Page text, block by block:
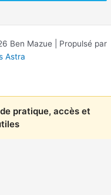
Ben Mazue | Propulsé par
Astra
pratique, accès et